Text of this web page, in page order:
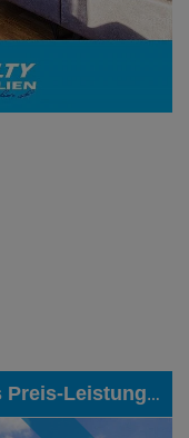
BEREITS VERKAUFT | Bestes Preis-Leistungs-Verhältnis gesucht? - Eine wirklich tolle Alternative zu einem Neubauprojekt!